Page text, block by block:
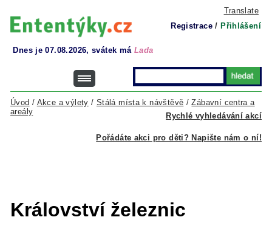
Translate
Registrace / Přihlášení
Dnes je 07.08.2026, svátek má Lada
Rychlé vyhledávání akcí
Úvod / Akce a výlety / Stálá místa k návštěvě /Zábavní centra a
areály
Pořádáte akci pro děti? Napište nám o ní!
Království železnic